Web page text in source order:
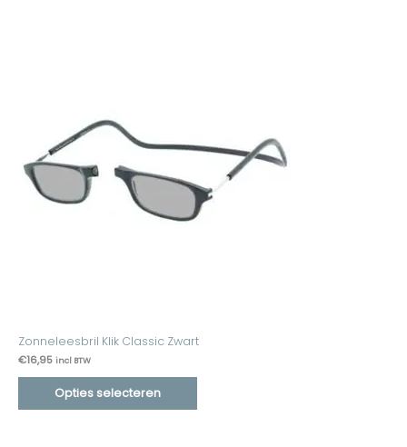
Zonneleesbril Klik Classic Zwart
€16,95 incl BTW
Opties selecteren